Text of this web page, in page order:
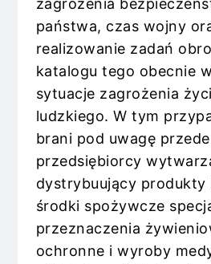
zagrożenia
państwa, czas wojny
realizowanie zadań
katalogu tego obecnie
sytuacje zagrożenia
ludzkiego. W tym
brani pod uwagę
przedsiębiorcy
dystrybuujący produkty
środki spożywcze
przeznaczenia
ochronne i wyroby